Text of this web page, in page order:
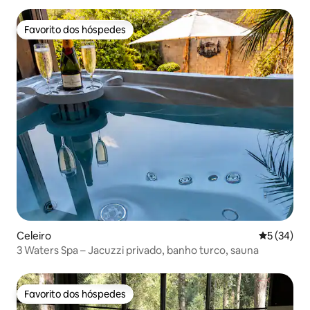
Favorito dos hóspedes
Favorito dos hóspedes
Celeiro
5 (34)
3 Waters Spa – Jacuzzi privado, banho turco, sauna
Favorito dos hóspedes
Favorito dos hóspedes